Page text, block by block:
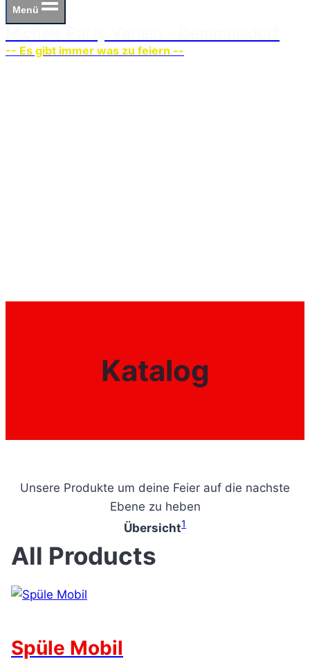
Menü
-- Es gibt immer was zu feiern --
Katalog
Unsere Produkte um deine Feier auf die nachste
Ebene zu heben
Übersicht1
All Products
Spüle Mobil